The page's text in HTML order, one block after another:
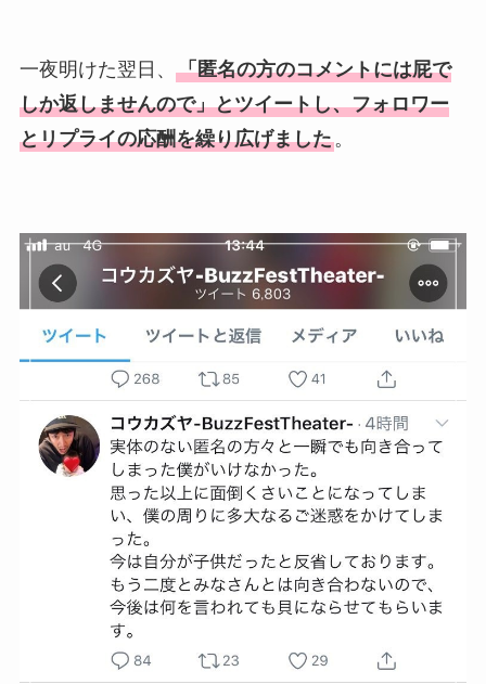
一夜明けた翌日、 「匿名の方のコメントには屁で
しか返しませんので」とツイートし、フォロワー
とリプライの応酬を繰り広げました。